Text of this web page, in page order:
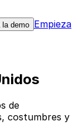
la demo Empieza
de
costumbres y